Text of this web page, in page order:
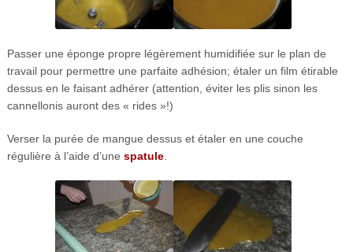
Passer une éponge propre légèrement humidifiée sur le plan de
travail pour permettre une parfaite adhésion; étaler un film étirable
dessus en le faisant adhérer (attention, éviter les plis sinon les
cannellonis auront des « rides »!)
Verser la purée de mangue dessus et étaler en une couche
régulière à l’aide d’une spatule.